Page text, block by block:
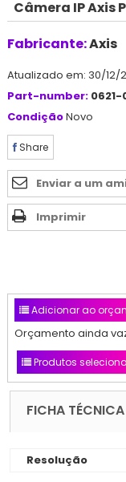
Câmera IP Axis
Fabricante:Axis
Atualizado em: 30/12/
Part-number: 0621-
CondiçãoNovo
Share
Enviar a um
Imprimir
Adicionar ao
Orçamento ainda
Produtos
FICHA TÉCNICA
Resolução